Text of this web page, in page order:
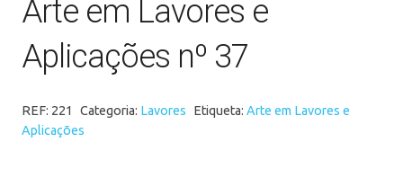
Arte em Lavores e
Aplicações nº 37
REF: 221 Categoria: Lavores Etiqueta: Arte em Lavores e
Aplicações